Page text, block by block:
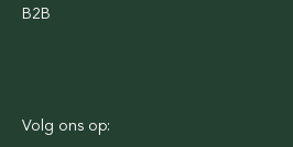
B2B
Volg ons op: